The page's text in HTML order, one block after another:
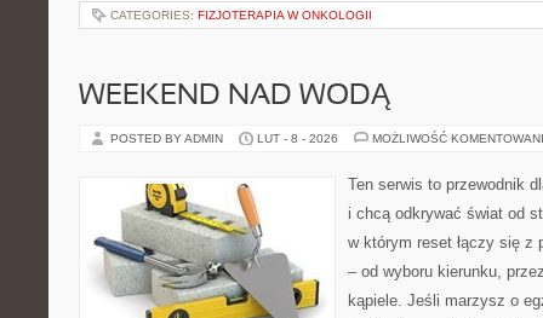
CATEGORIES: FIZJOTERAPIA W ONKOLOGII
WEEKEND NAD WODĄ
POSTED BY ADMIN LUT - 8 - 2026 MOŻLIWOŚĆ
Ten serwis to przewodnik
i chcą odkrywać świat od
w którym reset łączy się z
– od wyboru kierunku,
kąpiele. Jeśli marzysz o